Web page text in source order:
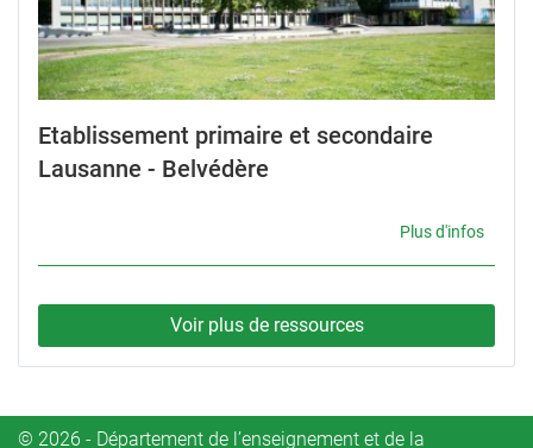
Etablissement primaire et secondaire
Lausanne - Belvédère
Plus d'infos
Voir plus de ressources
© 2026 - Département de l’enseignement et de la